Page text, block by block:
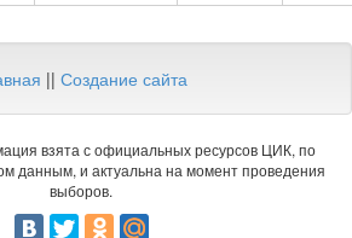
|| Создание сайта
взята с официальных ресурсов ЦИК, по
данным, и актуальна на момент проведения
выборов.